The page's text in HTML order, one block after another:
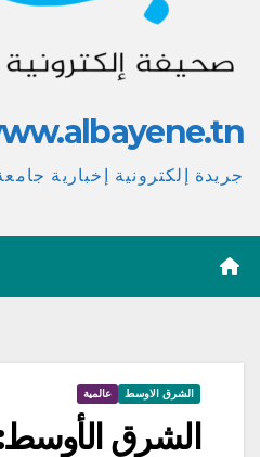
جريدة إلكترونية إخبارية
الشرق الاوسط عالمية
الشرق